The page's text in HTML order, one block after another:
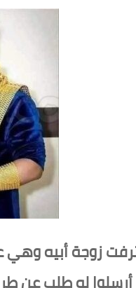
أبريل من عام 2015